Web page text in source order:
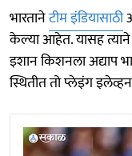
भारतानेटीम इंडियासाठी
केल्या आहेत. यासह
इशान किशनला अद्याप
स्थितीत तो प्लेइंग